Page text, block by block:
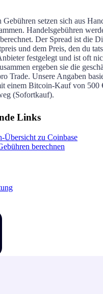
Gebühren setzen sich aus
Handelsgebühren
Der Spread ist die
und dem Preis, den du
festgelegt und ist oft
ergeben sie die
Trade. Unsere Angaben
einem Bitcoin-Kauf von 500
(Sofortkauf).
Links
Übersicht zu Coinbase
berechnen